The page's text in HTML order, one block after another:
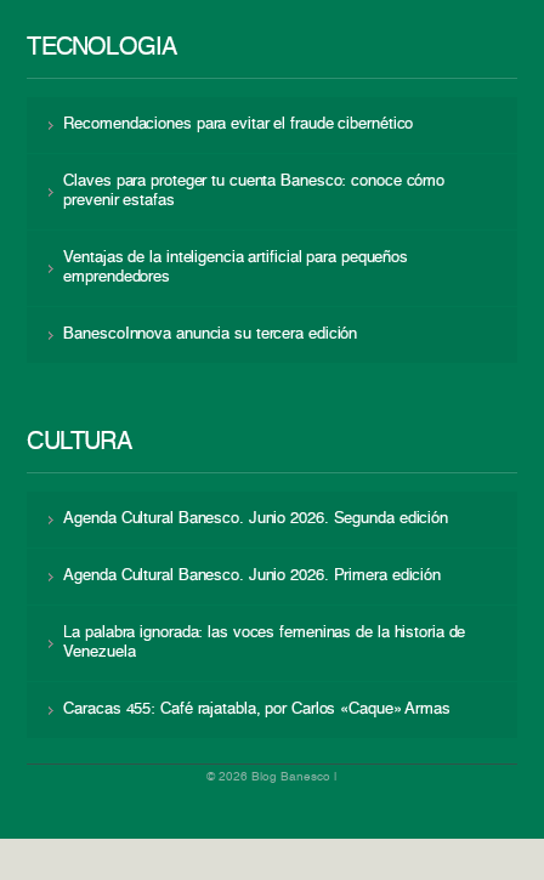
TECNOLOGÍA
Recomendaciones para evitar el fraude cibernético
Claves para proteger tu cuenta Banesco: conoce cómo
prevenir estafas
Ventajas de la inteligencia artificial para pequeños
emprendedores
BanescoInnova anuncia su tercera edición
CULTURA
Agenda Cultural Banesco. Junio 2026. Segunda edición
Agenda Cultural Banesco. Junio 2026. Primera edición
La palabra ignorada: las voces femeninas de la historia de
Venezuela
Caracas 455: Café rajatabla, por Carlos «Caque» Armas
© 2026 Blog Banesco |